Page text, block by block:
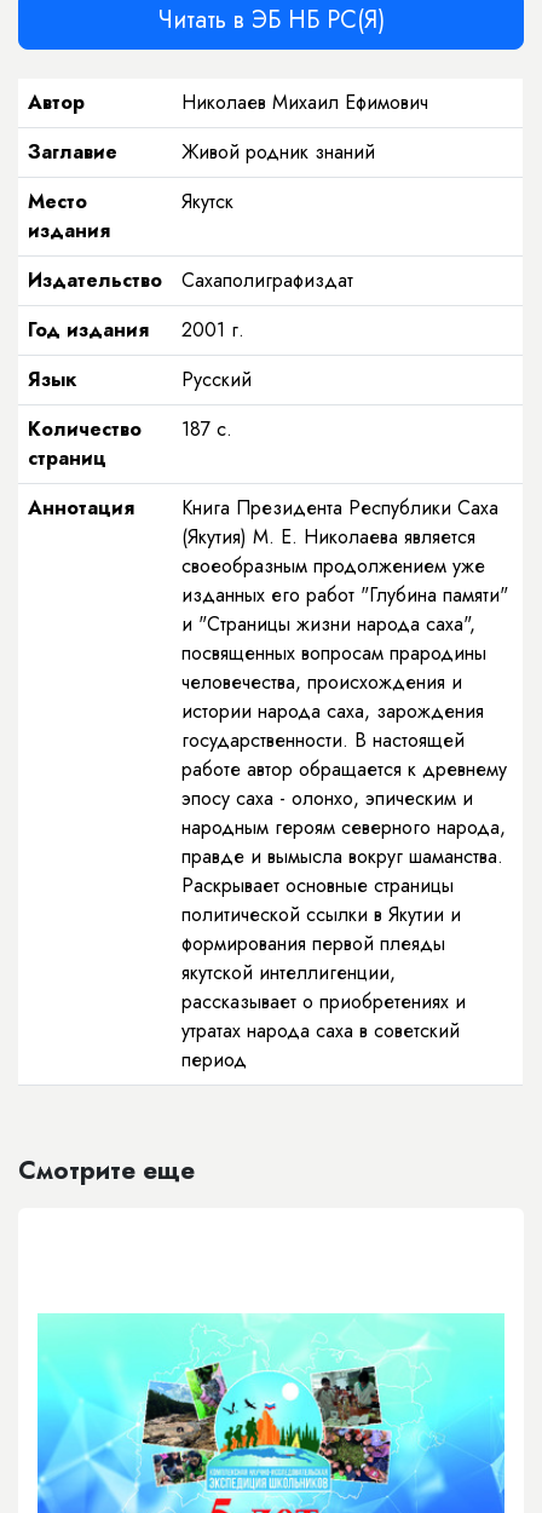
Читать в ЭБ НБ РС(Я)
Автор
Николаев Михаил Ефимович
Заглавие
Живой родник знаний
Место
издания
Якутск
Издательство
Сахаполиграфиздат
Год издания
2001 г.
Язык
Русский
Количество
страниц
187 с.
Аннотация
Книга Президента Республики Саха
(Якутия) М. Е. Николаева является
своеобразным продолжением уже
изданных его работ "Глубина памяти"
и "Страницы жизни народа саха",
посвященных вопросам прародины
человечества, происхождения и
истории народа саха, зарождения
государственности. В настоящей
работе автор обращается к древнему
эпосу саха - олонхо, эпическим и
народным героям северного народа,
правде и вымысла вокруг шаманства.
Раскрывает основные страницы
политической ссылки в Якутии и
формирования первой плеяды
якутской интеллигенции,
рассказывает о приобретениях и
утратах народа саха в советский
период
Смотрите еще